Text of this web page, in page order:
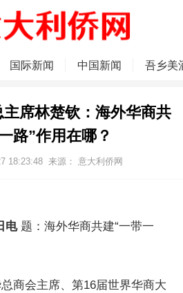
国际新闻 中国新闻 吾乡美
席林楚钦：海外华商共
路”作用在哪？
18:23:48 来源： 意大利侨网
电题：海外华商共建“一带一
会主席、第16届世界华商大